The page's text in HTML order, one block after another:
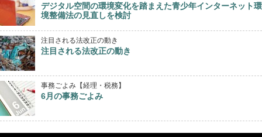
デジタル空間の環境変化を踏まえた青少年インターネット環
境整備法の見直しを検討
注目される法改正の動き
注目される法改正の動き
事務ごよみ【経理・税務】
6月の事務ごよみ